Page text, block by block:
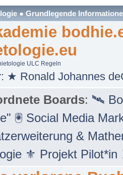
★ Ronald Johannes
● Grundlegende
★ Ronald Johannes
Boards:🛰
🖲 Social Media
&